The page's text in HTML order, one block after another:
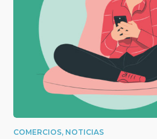
COMERCIOS, NOTICIAS